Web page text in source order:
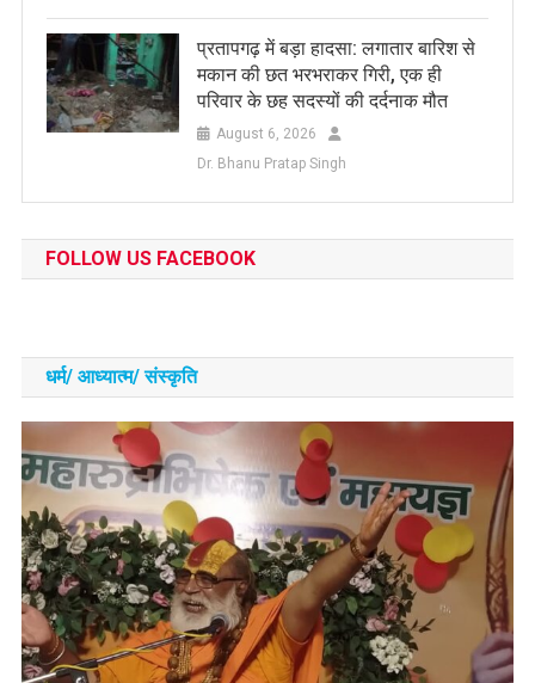
प्रतापगढ़ में बड़ा हादसा: लगातार बारिश से
मकान की छत भरभराकर गिरी, एक ही
परिवार के छह सदस्यों की दर्दनाक मौत
August 6, 2026
Dr. Bhanu Pratap Singh
FOLLOW US FACEBOOK
धर्म/ आध्‍यात्‍म/ संस्‍कृति